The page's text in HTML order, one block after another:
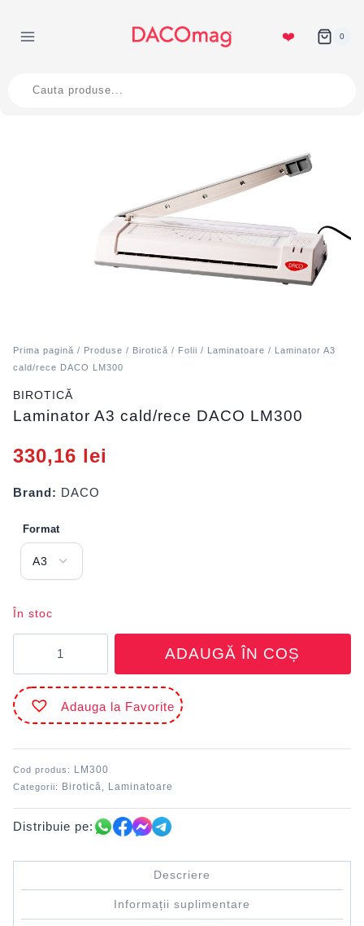
content
❤️ 0
search
Prima pagină / Produse / Birotică / Folii / Laminatoare / Laminator A3
cald/rece DACO LM300
BIROTICĂ
Laminator A3 cald/rece DACO LM300
330,16 lei
Brand: DACO
Format
În stoc
Laminator
A3
cald/rece
DACO
LM300
ADAUGĂ ÎN COȘ
Adauga la Favorite
Cod produs: LM300
Categorii: Birotică Laminatoare
Distribuie pe:
Descriere
Informații suplimentare